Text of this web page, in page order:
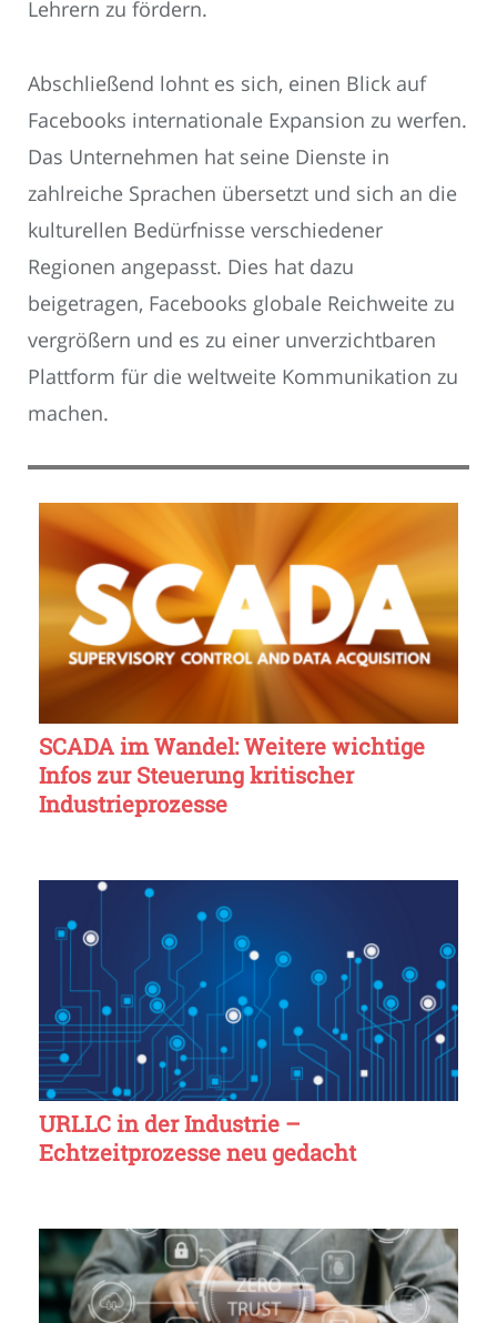
Lehrern zu fördern.
Abschließend lohnt es sich, einen Blick auf
Facebooks internationale Expansion zu werfen.
Das Unternehmen hat seine Dienste in
zahlreiche Sprachen übersetzt und sich an die
kulturellen Bedürfnisse verschiedener
Regionen angepasst. Dies hat dazu
beigetragen, Facebooks globale Reichweite zu
vergrößern und es zu einer unverzichtbaren
Plattform für die weltweite Kommunikation zu
machen.
SCADA im Wandel: Weitere wichtige
Infos zur Steuerung kritischer
Industrieprozesse
URLLC in der Industrie –
Echtzeitprozesse neu gedacht